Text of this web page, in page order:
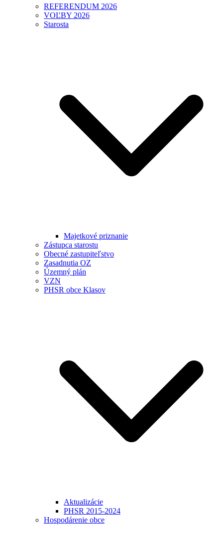
REFERENDUM 2026
VOĽBY 2026
Starosta
Majetkové priznanie
Zástupca starostu
Obecné zastupiteľstvo
Zasadnutia OZ
Územný plán
VZN
PHSR obce Klasov
Aktualizácie
PHSR 2015-2024
Hospodárenie obce